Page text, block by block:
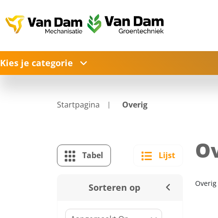
Kies je categorie
Startpagina Overig
Tabel Lijst
Sorteren op Overig